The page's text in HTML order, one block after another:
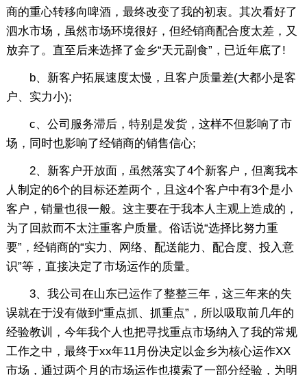
商的重心转移向啤酒，最终改变了我的初衷。其次看好了
泗水市场，虽然市场环境很好，但经销商配合度太差，又
放弃了。直至后来选择了金乡“天元副食”，已近年底了!
b、新客户拓展速度太慢，且客户质量差(大都小是客
户、实力小);
c、公司服务滞后，特别是发货，这样不但影响了市
场，同时也影响了经销商的销售信心;
2、新客户开放面，虽然落实了4个新客户，但离我本
人制定的6个的目标还差两个，且这4个客户中有3个是小
客户，销量也很一般。这主要在于我本人主观上造成的，
为了回款而不太注重客户质量。俗话说“选择比努力重
要”，经销商的“实力、网络、配送能力、配合度、投入意
识”等，直接决定了市场运作的质量。
3、我公司在山东已运作了整整三年，这三年来的失
误就在于没有做到“重点抓、抓重点”，所以吸取前几年的
经验教训，今年我个人也把寻找重点市场纳入了我的常规
工作之中，最终于xx年11月份决定以金乡为核心运作XX
市场，通过两个月的市场运作也摸索了一部分经验，为明